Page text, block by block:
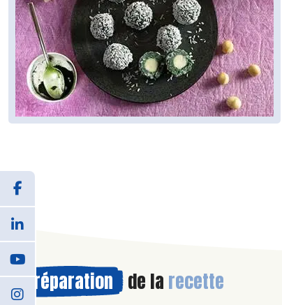
Préparation de la recette